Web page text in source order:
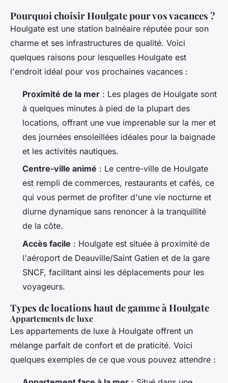
Pourquoi choisir Houlgate pour vos vacances ?
Houlgate est une station balnéaire réputée pour son
charme et ses infrastructures de qualité. Voici
quelques raisons pour lesquelles Houlgate est
l'endroit idéal pour vos prochaines vacances :
Proximité de la mer : Les plages de Houlgate sont
à quelques minutes à pied de la plupart des
locations, offrant une vue imprenable sur la mer et
des journées ensoleillées idéales pour la baignade
et les activités nautiques.
Centre-ville animé : Le centre-ville de Houlgate
est rempli de commerces, restaurants et cafés, ce
qui vous permet de profiter d'une vie nocturne et
diurne dynamique sans renoncer à la tranquillité
de la côte.
Accès facile : Houlgate est située à proximité de
l'aéroport de Deauville/Saint Gatien et de la gare
SNCF, facilitant ainsi les déplacements pour les
voyageurs.
Types de locations haut de gamme à Houlgate
Appartements de luxe
Les appartements de luxe à Houlgate offrent un
mélange parfait de confort et de praticité. Voici
quelques exemples de ce que vous pouvez attendre :